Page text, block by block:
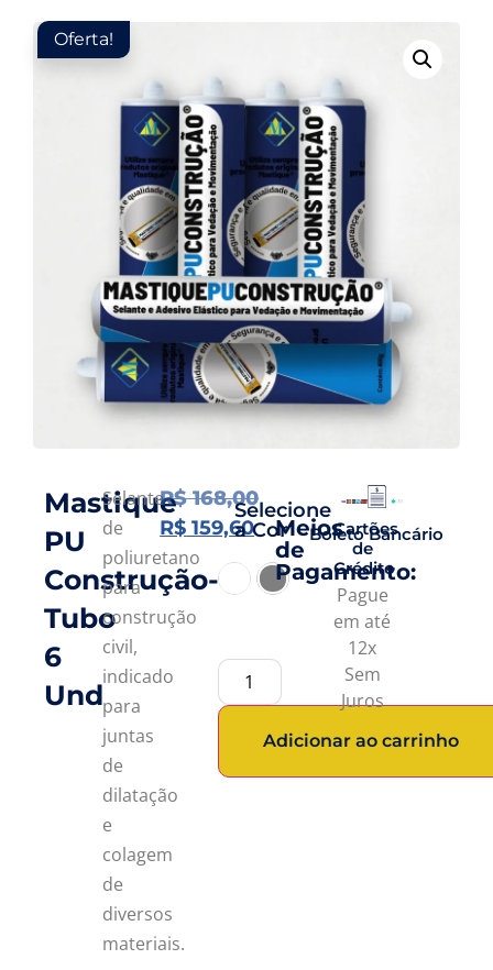
Oferta!
Mastique
PU
Construção-
Tubo
6
Und
Selante
de
poliuretano
para
construção
civil,
indicado
para
juntas
de
dilatação
e
colagem
de
diversos
materiais.
R$168,00
R$ 159,60
Selecione
a Cor
BrancoCinza
Adicionar ao carrinho
Meios
de
Pagamento:
Cartões
de
Crédito
Pague
em até
12x
Sem
Juros
Boleto Bancário